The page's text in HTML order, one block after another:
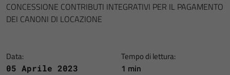
CONCESSIONE CONTRIBUTI INTEGRATIVI PER IL PAGAMENTO
DEI CANONI DI LOCAZIONE
Data:
05 Aprile 2023
Tempo di lettura:
1 min